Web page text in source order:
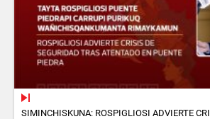
SIMINCHISKUNA: ROSPIGLIOSI ADVIERTE